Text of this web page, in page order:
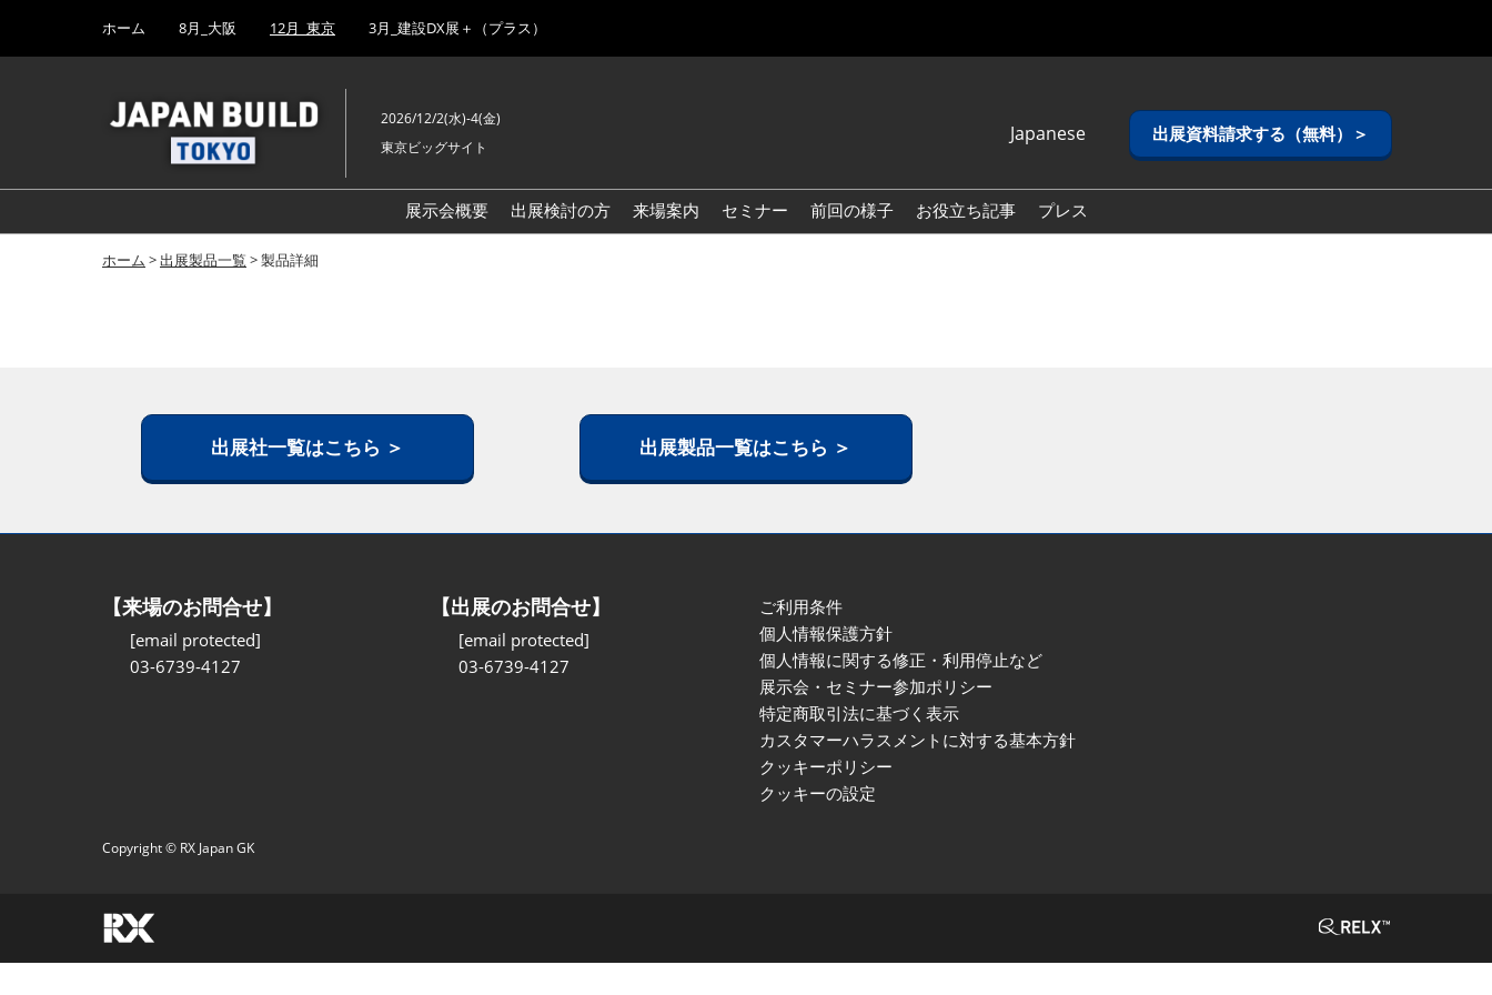
キ
し
to
ホーム 8月_大阪 12月_東京 3月_建設DX展＋（プラス）
2026/12/2(水)-4(金)
東京ビッグサイト
Japanese
English
Korean (Naver
出展資料請求する（無料）＞
展示会概要 出展検討の方 来場案内 セミナー 前回の様子 お役立ち記事 プレス
ホーム >出展製品一覧 > 製品詳細
出展社一覧はこちら ＞ 出展製品一覧はこちら ＞
【来場のお問合せ】
[email protected]
03-6739-4127
【出展のお問合せ】
[email protected]
03-6739-4127
ご利用条件
個人情報保護方針
個人情報に関する修正・利用停止など
展示会・セミナー参加ポリシー
特定商取引法に基づく表示
カスタマーハラスメントに対する基本方針
クッキーポリシー
クッキーの設定
Copyright © RX Japan GK